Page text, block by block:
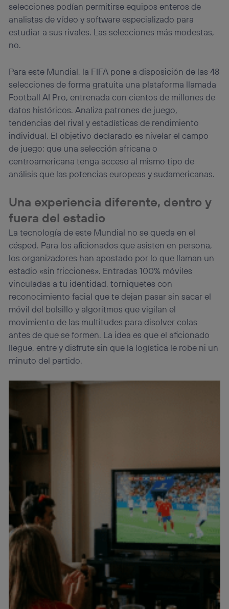
selecciones podían permitirse equipos enteros de
analistas de vídeo y software especializado para
estudiar a sus rivales. Las selecciones más modestas,
no.
Para este Mundial, la FIFA pone a disposición de las 48
selecciones de forma gratuita una plataforma llamada
Football AI Pro, entrenada con cientos de millones de
datos históricos. Analiza patrones de juego,
tendencias del rival y estadísticas de rendimiento
individual. El objetivo declarado es nivelar el campo
de juego: que una selección africana o
centroamericana tenga acceso al mismo tipo de
análisis que las potencias europeas y sudamericanas.
Una experiencia diferente, dentro y
fuera del estadio
La tecnología de este Mundial no se queda en el
césped. Para los aficionados que asisten en persona,
los organizadores han apostado por lo que llaman un
estadio «sin fricciones». Entradas 100% móviles
vinculadas a tu identidad, torniquetes con
reconocimiento facial que te dejan pasar sin sacar el
móvil del bolsillo y algoritmos que vigilan el
movimiento de las multitudes para disolver colas
antes de que se formen. La idea es que el aficionado
llegue, entre y disfrute sin que la logística le robe ni un
minuto del partido.